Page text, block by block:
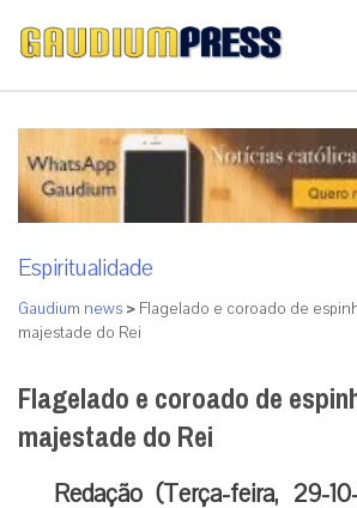
Espiritualidade
Gaudium news > Flagelado e coroado de
majestade do Rei
Flagelado e coroado de
majestade do Rei
Redação (Terça-feira, 29-